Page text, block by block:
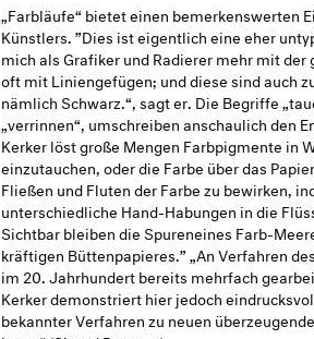
„Farbläufe“ bietet einen bemerkenswerten
Künstlers. ”Dies ist eigentlich eine eher
mich als Grafiker und Radierer mehr mit
oft mit Liniengefügen; und diese sind auch
nämlich Schwarz.“, sagt er. Die Begriffe
„verrinnen“, umschreiben anschaulich den
Kerker löst große Mengen Farbpigmente in
einzutauchen, oder die Farbe über das
Fließen und Fluten der Farbe zu bewirken,
unterschiedliche Hand-Habungen in die
Sichtbar bleiben die Spureneines Farb-
kräftigen Büttenpapieres.” „An Verfahren
im 20. Jahrhundert bereits mehrfach
Kerker demonstriert hier jedoch
bekannter Verfahren zu neuen